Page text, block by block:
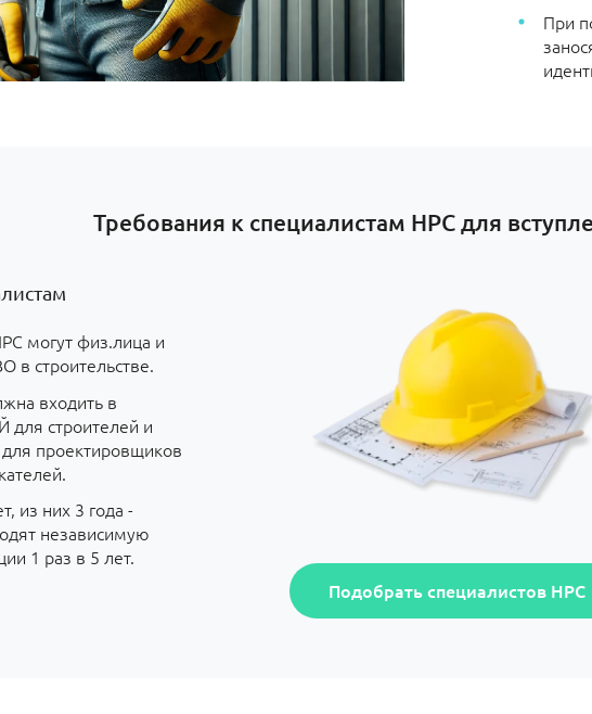
При
Требования к специалистам НРС для
могут физ.лица и
в строительстве.
входить в
строителей и
проектировщиков
из них 3 года -
независимую
1 раз в 5 лет.
Подобрать специалистов НРС